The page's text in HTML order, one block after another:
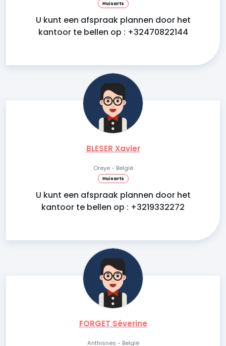
Huisarts
U kunt een afspraak plannen door het
kantoor te bellen op : +32470822144
BLESER Xavier
Oreye - België
Huisarts
U kunt een afspraak plannen door het
kantoor te bellen op : +3219332272
FORGET Séverine
Anthisnes - België